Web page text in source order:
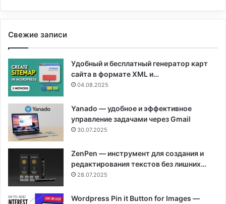
Свежие записи
Удобный и бесплатный генератор карт
сайта в формате XML и…
04.08.2025
Yanado — удобное и эффективное
управление задачами через Gmail
30.07.2025
ZenPen — инструмент для создания и
редактирования текстов без лишних…
28.07.2025
Wordpress Pin it Button for Images —